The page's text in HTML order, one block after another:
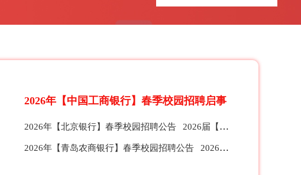
2026年【中国工商银行】春季校园招聘启事
2026年【北京银行】春季校园招聘公告 2026届【珠海农商银行】春季校园招聘公告
2026年【青岛农商银行】春季校园招聘公告 2026【招商银行】总行、分行及子公司春季校园招聘公告